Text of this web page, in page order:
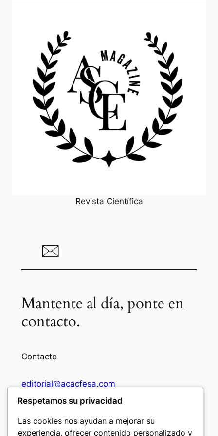
Revista Científica
Mantente al día, ponte en
contacto.
Contacto
editorial@acacfesa.com
Respetamos su privacidad
Las cookies nos ayudan a mejorar su
experiencia, ofrecer contenido personalizado y